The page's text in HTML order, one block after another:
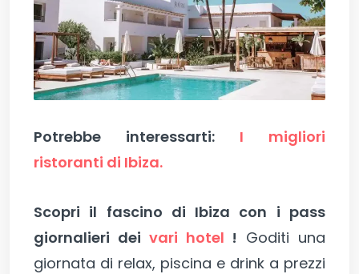
Potrebbe interessarti: I migliori
ristoranti di Ibiza.
Scopri il fascino di Ibiza con i pass
giornalieri dei vari hotel ! Goditi una
giornata di relax, piscina e drink a prezzi